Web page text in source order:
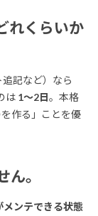
れくらいか
記など）なら
は 1〜2日。本格
作る」ことを優
。
ンテできる状態